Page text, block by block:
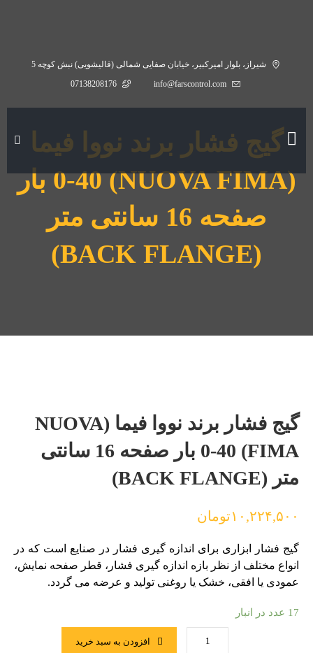
شیراز، بلوار امیرکبیر، خیابان صفایی شمالی (قالیشویی) نبش کوچه 5
info@farscontrol.com
07138208176
گیج فشار برند نووا فیما
(NUOVA FIMA) 0-40 بار
صفحه 16 سانتی متر
(BACK FLANGE)
گیج فشار برند نووا فیما (NUOVA
FIMA) 0-40 بار صفحه 16 سانتی
متر (BACK FLANGE)
۱۰,۲۲۴,۵۰۰تومان
گیج فشار ابزاری برای اندازه گیری فشار در صنایع است که در
انواع مختلف از نظر بازه اندازه گیری فشار، قطر صفحه نمایش،
عمودی یا افقی، خشک یا روغنی تولید و عرضه می گردد.
17 عدد در انبار
افزودن به سبد خرید